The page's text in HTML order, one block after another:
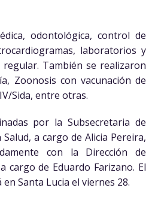
odontológica, control de
laboratorios y
regular. También se realizaron
Zoonosis con vacunación de
Sida, entre otras.
por la Subsecretaria de
a cargo de Alicia Pereira,
con la Dirección de
cargo de Eduardo Farizano. El
Santa Lucia el viernes 28.